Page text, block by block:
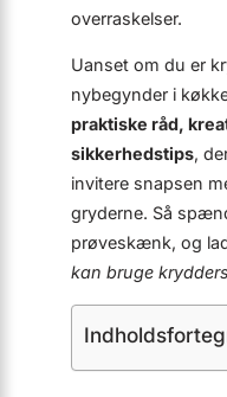
overraskelser.
Uanset om du er
nybegynder i
praktiske råd,
sikkerheds­tips,
invitere snapsen
gryderne. Så
prøveskænk, og
kan bruge